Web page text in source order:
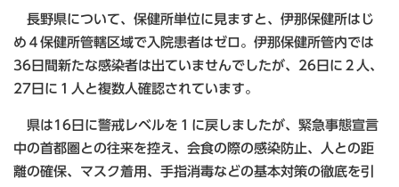
長野県について、保健所単位に見ますと、伊那保健所はじ
め４保健所管轄区域で入院患者はゼロ。伊那保健所管内では
36日間新たな感染者は出ていませんでしたが、26日に２人、
27日に１人と複数人確認されています。
県は16日に警戒レベルを１に戻しましたが、緊急事態宣言
中の首都圏との往来を控え、会食の際の感染防止、人との距
離の確保、マスク着用、手指消毒などの基本対策の徹底を引